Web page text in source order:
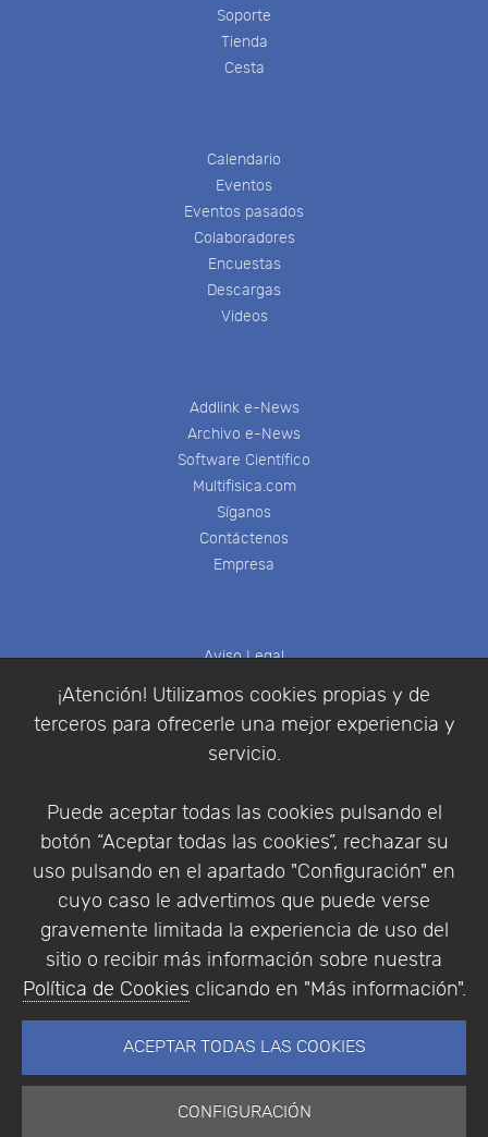
¡Atención! Utilizamos cookies propias y de
terceros para ofrecerle una mejor experiencia y
servicio.
Puede aceptar todas las cookies pulsando el
botón “Aceptar todas las cookies”, rechazar su
uso pulsando en el apartado "Configuración" en
cuyo caso le advertimos que puede verse
gravemente limitada la experiencia de uso del
sitio o recibir más información sobre nuestra
Política de Cookies clicando en "Más información".
ACEPTAR TODAS LAS COOKIES
CONFIGURACIÓN
Soporte
Tienda
Cesta
Calendario
Eventos
Eventos pasados
Colaboradores
Encuestas
Descargas
Videos
Addlink e-News
Archivo e-News
Software Científico
Multifisica.com
Síganos
Contáctenos
Empresa
Aviso Legal
Condiciones de compra
Identificarse
Empresa|Aviso Legal| Política de Privacidad |
Política de Cookies
© Copyright 1994 - 2026. Addlink Software
Científico, S.L.
Portugal.